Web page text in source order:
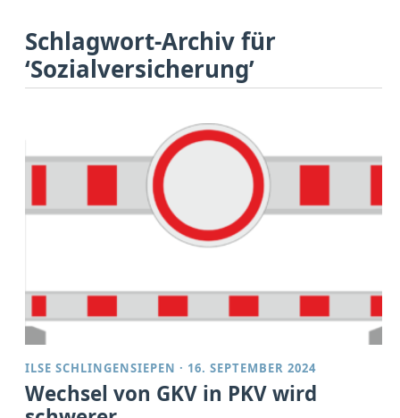
Schlagwort-Archiv für
‘Sozialversicherung’
ILSE SCHLINGENSIEPEN · 16. SEPTEMBER 2024
Wechsel von GKV in PKV wird